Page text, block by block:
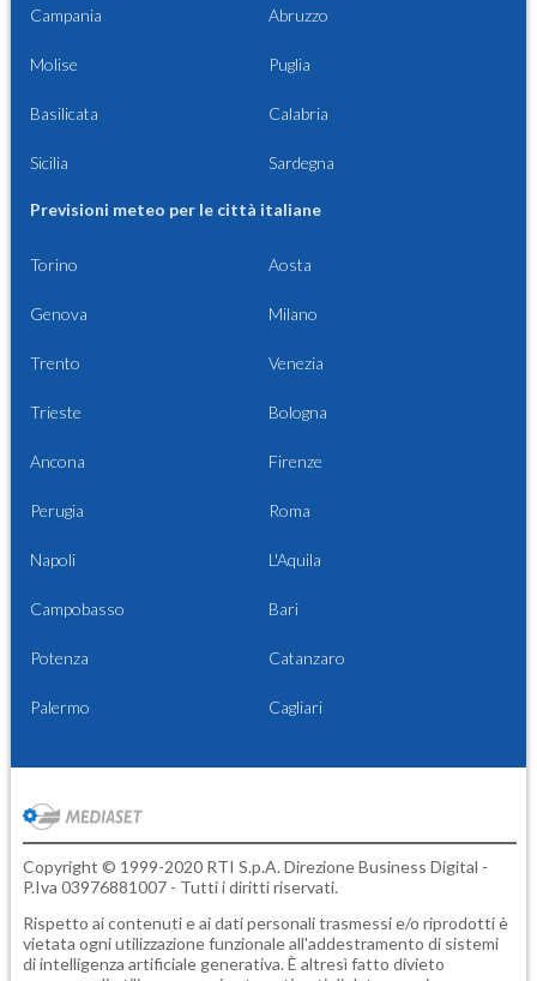
Campania Abruzzo
Molise Puglia
Basilicata Calabria
Sicilia Sardegna
Previsioni meteo per le città italiane
Torino Aosta
Genova Milano
Trento Venezia
Trieste Bologna
Ancona Firenze
Perugia Roma
Napoli L'Aquila
Campobasso Bari
Potenza Catanzaro
Palermo Cagliari
Copyright © 1999-2020 RTI S.p.A. Direzione Business Digital -
P.Iva 03976881007 - Tutti i diritti riservati.
Rispetto ai contenuti e ai dati personali trasmessi e/o riprodotti è
vietata ogni utilizzazione funzionale all'addestramento di sistemi
di intelligenza artificiale generativa. È altresì fatto divieto